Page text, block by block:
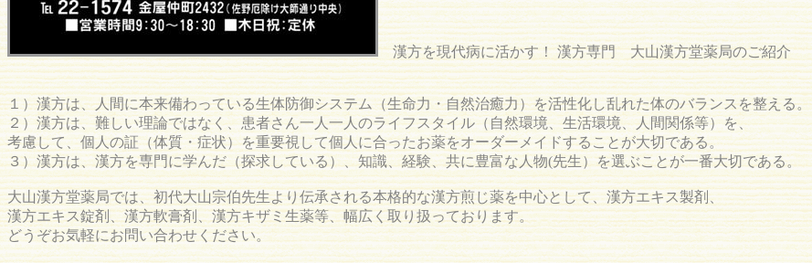
漢方を現代病に活かす！ 漢方専門 大山漢方堂薬局のご紹介
１）漢方は、人間に本来備わっている生体防御システム（生命力・自然治癒力）を活性化し乱れた体のバランスを整える。
２）漢方は、難しい理論ではなく、患者さん一人一人のライフスタイル（自然環境、生活環境、人間関係等）を、
考慮して、個人の証（体質・症状）を重要視して個人に合ったお薬をオーダーメイドすることが大切である。
３）漢方は、漢方を専門に学んだ（探求している）、知識、経験、共に豊富な人物(先生）を選ぶことが一番大切である。
大山漢方堂薬局では、初代大山宗伯先生より伝承される本格的な漢方煎じ薬を中心として、漢方エキス製剤、
漢方エキス錠剤、漢方軟膏剤、漢方キザミ生薬等、幅広く取り扱っております。
どうぞお気軽にお問い合わせください。